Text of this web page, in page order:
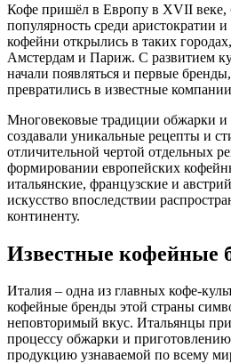
Кофе пришёл в Европу в XVII веке,
популярность среди аристократии
кофейни открылись в таких
Амстердам и Париж. С развитием
начали появляться и первые
превратились в известные
Многовековые традиции обжарки и
создавали уникальные рецепты и
отличительной чертой отдельных
формировании европейских
итальянские, французские и
искусство впоследствии
континенту.
Известные кофейные
Италия – одна из главных кофе-
кофейные бренды этой страны
неповторимый вкус. Итальянцы
процессу обжарки и приготовлению
продукцию узнаваемой по всему